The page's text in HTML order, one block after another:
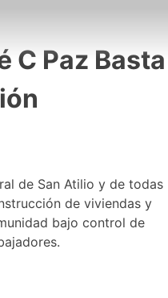
C Paz Basta
de San Atilio y de todas
de viviendas y
bajo control de